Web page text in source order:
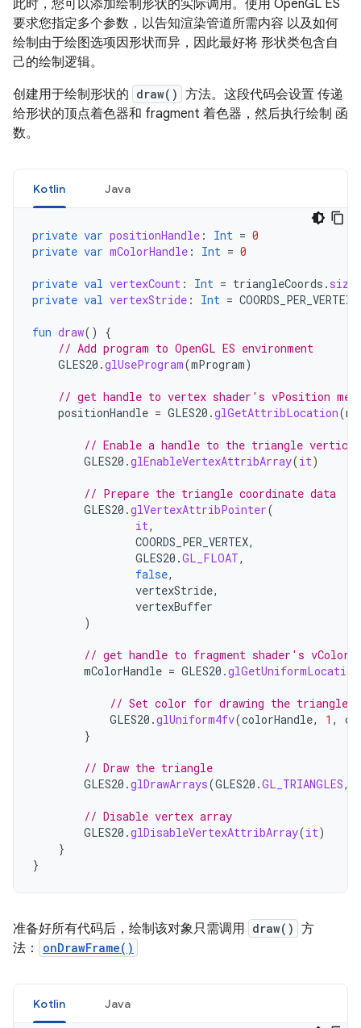
此时，您可以添加绘制形状的实际调用。使用 OpenGL ES
要求您指定多个参数，以告知渲染管道所需内容 以及如何
绘制由于绘图选项因形状而异，因此最好将 形状类包含自
己的绘制逻辑。
创建用于绘制形状的 draw() 方法。这段代码会设置 传递
给形状的顶点着色器和 fragment 着色器，然后执行绘制 函
数。
Kotlin Java
private var positionHandle : Int = 0
private var mColorHandle : Int = 0
private val vertexCount : Int = triangleCoords . size
private val vertexStride : Int = COORDS_PER_VERTEX
fun draw()
{
// Add program to OpenGL ES environment
GLES20 .glUseProgram(mProgram)
// get handle to vertex shader's vPosition
positionHandle = GLES20 .glGetAttribLocation(
// Enable a handle to the triangle vertices
GLES20 .glEnableVertexAttribArray(it)
// Prepare the triangle coordinate data
GLES20 .glVertexAttribPointer(
it,
COORDS_PER_VERTEX,
GLES20 .GL_FLOAT,
false,
vertexStride,
vertexBuffer
)
// get handle to fragment shader's vColor
mColorHandle = GLES20 .glGetUniformLocation
// Set color for drawing the triangle
GLES20 .glUniform4fv(colorHandle, 1 ,
}
// Draw the triangle
GLES20 .glDrawArrays(GLES20 .GL_TRIANGLES,
// Disable vertex array
GLES20 .glDisableVertexAttribArray(it)
}
}
准备好所有代码后，绘制该对象只需调用 draw() 方
法：
onDrawFrame()
Kotlin Java